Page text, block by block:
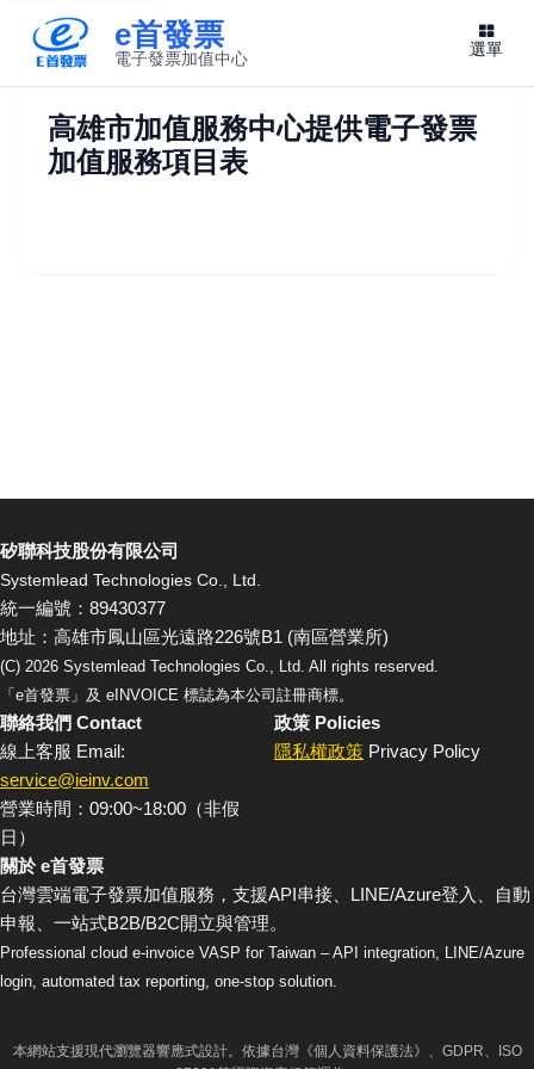
e首發票
電子發票加值中心 選單
高雄市加值服務中心提供電子發票
加值服務項目表
矽聯科技股份有限公司
Systemlead Technologies Co., Ltd.
統一編號：89430377
地址：高雄市鳳山區光遠路226號B1 (南區營業所)
(C) 2026 Systemlead Technologies Co., Ltd. All rights reserved.
「e首發票」及 eINVOICE 標誌為本公司註冊商標。
聯絡我們 Contact
線上客服 Email:
service@ieinv.com
營業時間：09:00~18:00（非假
日）
政策 Policies
隱私權政策 Privacy Policy
關於 e首發票
台灣雲端電子發票加值服務，支援API串接、LINE/Azure登入、自動
申報、一站式B2B/B2C開立與管理。
Professional cloud e-invoice VASP for Taiwan – API integration, LINE/Azure
login, automated tax reporting, one-stop solution.
本網站支援現代瀏覽器響應式設計。依據台灣《個人資料保護法》、GDPR、ISO